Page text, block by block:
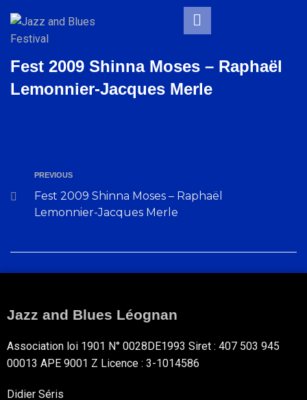
Fest 2009 Shinna Moses – Raphaël
Lemonnier-Jacques Merle
PREVIOUS
Fest 2009 Shinna Moses – Raphaël
Lemonnier-Jacques Merle
Jazz and Blues Léognan
Association loi 1901 N° 0028DE1993 Siret : 407 503 945
00013 APE 9001 Z Licence : 3-1014586
Didier Séris